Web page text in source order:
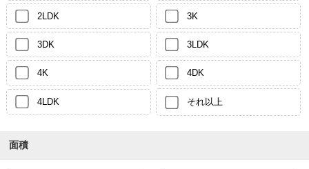
2LDK 3K
3DK 3LDK
4K 4DK
4LDK それ以上
面積